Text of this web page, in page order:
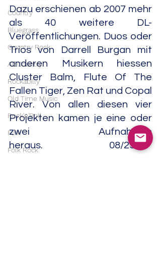
Country
Bluegrass
Country Rock
Alt.Country
Rockabilly
Old Time Music
Rock'n'Roll
Folk
Folk Rock
Dazu erschienen ab 2007 mehr
als 40 weitere DL-
Veröffentlichungen. Duos oder
Trios von Darrell Burgan mit
anderen Musikern hiessen
Cluster Balm, Flute Of The
Fallen Tiger, Zen Rat und Copal
River. Von allen diesen vier
Projekten kamen je eine oder
zwei Aufnahmen
heraus.                                 08/25